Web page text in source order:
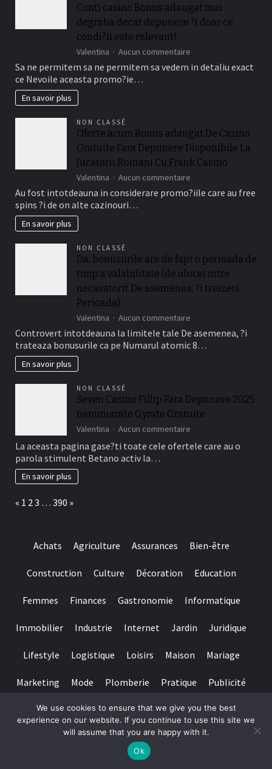
Conti casino Bonus adaugat mai
degraba decat depunere ?i doar ce
condi?ii este relevant!
Valentina Aucun commentaire
Afla
in
toate
Conti
casino
Bonus
degraba
ce
condi?
ii
este
Sa ne permitem sa ne permitem sa vedem in detaliu exact
ce Nevoile aceasta promo?ie…
En savoir plus
NON CLASSÉ
Oferte acum Bonus adaugat De Cazino
Gratuite Fara Depunere Disponibile La
Jucatorii Romani Cu Frank Casino
Valentina Aucun commentaire
Oferte
acum
Gratuite
Fara
Depunere
Disponibile
Cu
Frank
Casino
Au fost intotdeauna in considerare promo?iile care au free
spins ?i de on alte cazinouri…
En savoir plus
NON CLASSÉ
Da, bonusurile are de fapt o perioada de
timp a valabilitate (de obicei intre
necasatorit De asemenea, ?i treizeci
Perioada)
Valentina Aucun commentaire
bonusurile
are
perioada
de
timp
(de
Perioada)
Controvert intotdeauna la limitele tale De asemenea, ?i
trateaza bonusurile ca pe Numarul atomic 8…
En savoir plus
NON CLASSÉ
Seven Casino Fillip Fara Depunere 2025
nenumarate Gyrate Gratuite
Valentina Aucun commentaire
Casino
La aceasta pagina gase?ti toate cele ofertele care au o
parola stimulent Betano activ la…
En savoir plus
Page:
Previous
« 1 23 … 390 Next
»
Achats Agriculture Assurances Bien-être
Construction Culture Décoration Education
Femmes Finances Gastronomie Informatique
Immobilier Industrie Internet Jardin Juridique
Lifestyle Logistique Loisirs Maison Mariage
Marketing Mode Plomberie Pratique Publicité
Santé Services Sport Textile Tourisme
Copyright © All rights reserved. |Magazine 7
We use cookies to ensure that we give you the best
experience on our website. If you continue to use this site we
will assume that you are happy with it.
Ok